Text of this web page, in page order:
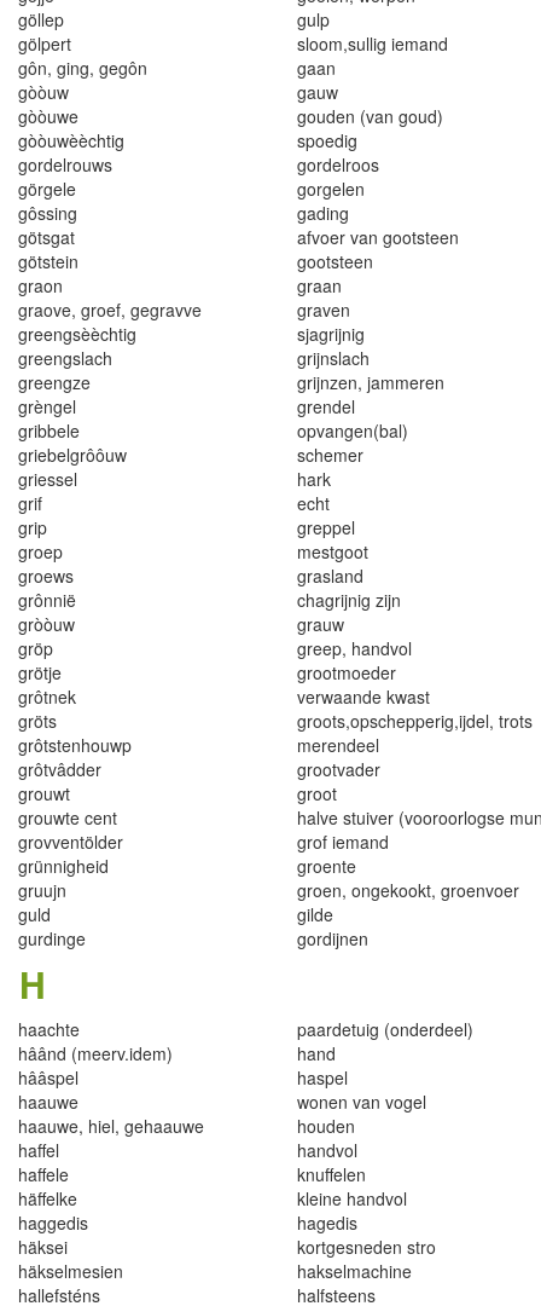
göllep
gulp
gölpert
sloom,sullig iemand
gôn, ging, gegôn gaan
gòòuw
gauw
gòòuwe
gouden (van goud)
gòòuwèèchtig
spoedig
gordelrouws
gordelroos
görgele
gorgelen
gôssing
gading
götsgat
afvoer van gootsteen
götstein
gootsteen
graon
graan
graove, groef, gegravve
graven
greengsèèchtig
sjagrijnig
greengslach
grijnslach
greengze
grijnzen, jammeren
grèngel
grendel
gribbele
opvangen(bal)
griebelgrôôuw
schemer
griessel
hark
grif
echt
grip
greppel
groep
mestgoot
groews
grasland
grônnië
chagrijnig zijn
gròòuw
grauw
gröp
greep, handvol
grötje
grootmoeder
grôtnek
verwaande kwast
gröts
groots,opschepperig,ijdel, trots
grôtstenhouwp
merendeel
grôtvâdder
grootvader
grouwt
groot
grouwte cent halve stuiver (vooroorlogse
grovventölder grof iemand
grünnigheid groente
gruujn
groen, ongekookt, groenvoer
guld gilde
gurdinge
gordijnen
H
haachte paardetuig (onderdeel)
hâând (meerv.idem) hand
hââspel haspel
haauwe
wonen van vogel
haauwe, hiel, gehaauwe
houden
haffel handvol
haffele knuffelen
häffelke kleine handvol
haggedis hagedis
häksei kortgesneden stro
häkselmesien hakselmachine
hallefsténs halfsteens